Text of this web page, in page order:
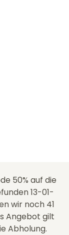
50% auf die
13-01-
wir noch 41
Angebot gilt
Abholung.